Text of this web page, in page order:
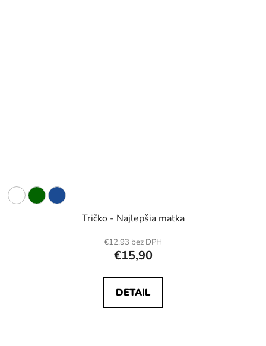
Tričko - Najlepšia matka
€12,93 bez DPH
€15,90
DETAIL